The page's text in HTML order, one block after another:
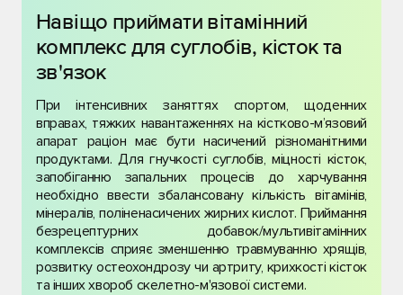
Навіщо приймати вітамінний
комплекс для суглобів, кісток та
зв'язок
При інтенсивних заняттях спортом, щоденних
вправах, тяжких навантаженнях на кістково-м’язовий
апарат раціон має бути насичений різноманітними
продуктами. Для гнучкості суглобів, міцності кісток,
запобіганню запальних процесів до харчування
необхідно ввести збалансовану кількість вітамінів,
мінералів, поліненасичених жирних кислот. Приймання
безрецептурних добавок/мультивітамінних
комплексів сприяє зменшенню травмуванню хрящів,
розвитку остеохондрозу чи артриту, крихкості кісток
та інших хвороб скелетно-м'язової системи.